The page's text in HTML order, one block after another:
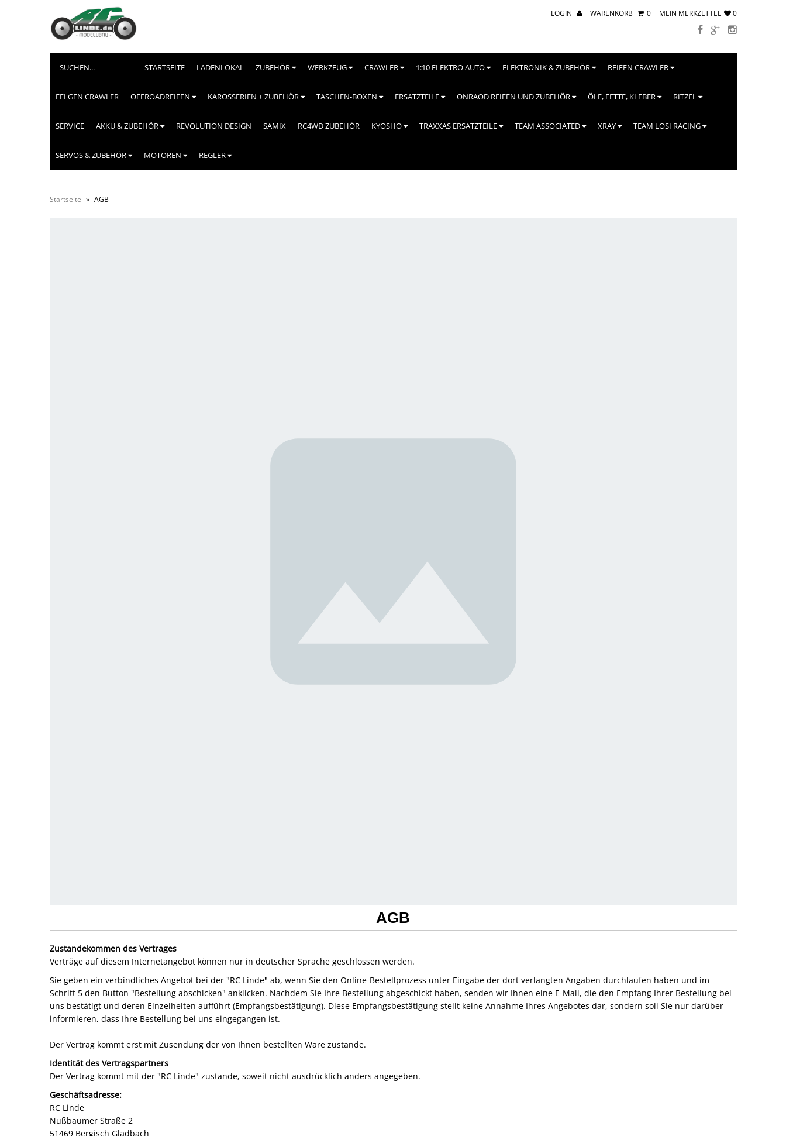
LOGIN WARENKORB 0 MEIN MERKZETTEL 0
STARTSEITE LADENLOKAL ZUBEHÖR WERKZEUG CRAWLER 1:10 ELEKTRO AUTO ELEKTRONIK & ZUBEHÖR REIFEN CRAWLER
FELGEN CRAWLER OFFROADREIFEN KAROSSERIEN + ZUBEHÖR TASCHEN-BOXEN ERSATZTEILE ONRAOD REIFEN UND ZUBEHÖR ÖLE, FETTE, KLEBER RITZEL
SERVICE AKKU & ZUBEHÖR REVOLUTION DESIGN SAMIX RC4WD ZUBEHÖR KYOSHO TRAXXAS ERSATZTEILE TEAM ASSOCIATED XRAY TEAM LOSI RACING
SERVOS & ZUBEHÖR MOTOREN REGLER
Startseite » AGB
AGB
Zustandekommen des Vertrages
Verträge auf diesem Internetangebot können nur in deutscher Sprache geschlossen werden.
Sie geben ein verbindliches Angebot bei der "RC Linde" ab, wenn Sie den Online-Bestellprozess unter Eingabe der dort verlangten Angaben durchlaufen haben und im
Schritt 5 den Button "Bestellung abschicken" anklicken. Nachdem Sie Ihre Bestellung abgeschickt haben, senden wir Ihnen eine E-Mail, die den Empfang Ihrer Bestellung bei
uns bestätigt und deren Einzelheiten aufführt (Empfangsbestätigung). Diese Empfangsbestätigung stellt keine Annahme Ihres Angebotes dar, sondern soll Sie nur darüber
informieren, dass Ihre Bestellung bei uns eingegangen ist.
Der Vertrag kommt erst mit Zusendung der von Ihnen bestellten Ware zustande.
Identität des Vertragspartners
Der Vertrag kommt mit der "RC Linde" zustande, soweit nicht ausdrücklich anders angegeben.
Geschäftsadresse:
RC Linde
Nußbaumer Straße 2
51469 Bergisch Gladbach